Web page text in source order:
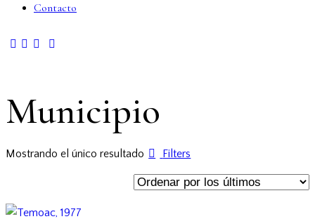
Contacto
Municipio
Mostrando el único resultado Filters